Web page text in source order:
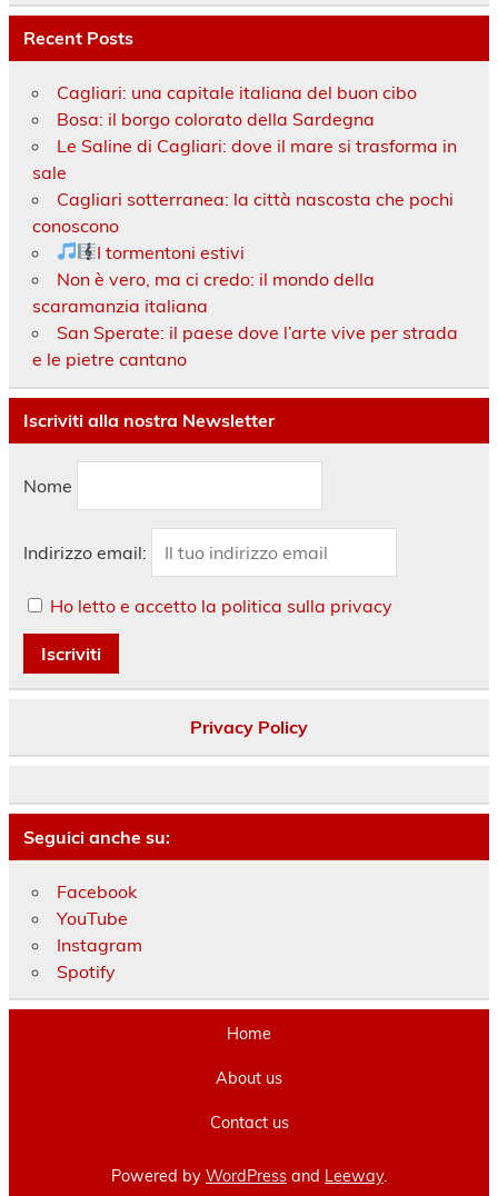
Recent Posts
Cagliari: una capitale italiana del buon cibo
Bosa: il borgo colorato della Sardegna
Le Saline di Cagliari: dove il mare si trasforma in
sale
Cagliari sotterranea: la città nascosta che pochi
conoscono
I tormentoni estivi
Non è vero, ma ci credo: il mondo della
scaramanzia italiana
San Sperate: il paese dove l’arte vive per strada
e le pietre cantano
Iscriviti alla nostra Newsletter
Nome
Indirizzo email:
Ho letto e accetto la politica sulla privacy
Privacy Policy
Seguici anche su:
Facebook
YouTube
Instagram
Spotify
Home
About us
Contact us
Powered by WordPress and Leeway.